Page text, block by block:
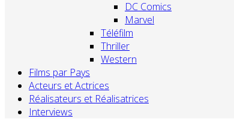
DC Comics
Marvel
Téléfilm
Thriller
Western
Films par Pays
Acteurs et Actrices
Réalisateurs et Réalisatrices
Interviews